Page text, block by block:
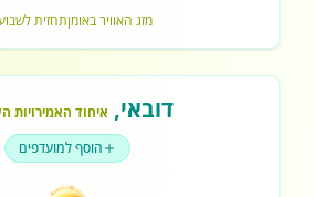
מזג האוויר באומןתחזית
דובאי, איחוד האמירויות
הוסף למועדפים